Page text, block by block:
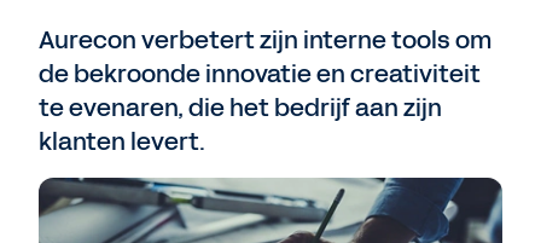
Aurecon verbetert zijn interne tools om
de bekroonde innovatie en creativiteit
te evenaren, die het bedrijf aan zijn
klanten levert.